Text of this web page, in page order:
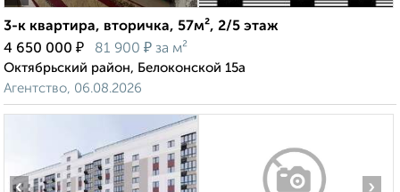
3-к квартира, вторичка, 57м², 2/5 этаж
4 650 000 ₽ 81 900 ₽ за м²
Октябрьский район, Белоконской 15а
Агентство, 06.08.2026
‹ ›